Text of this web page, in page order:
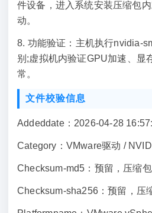
件设备，进入系统安装压缩包
动。
8. 功能验证：主机执行nvidia-
别;虚拟机内验证GPU加速、显
常。
文件校验信息
Addeddate：2026-04-28
Category：VMware驱动 /
Checksum-md5：预留，压缩
Checksum-sha256：预留，压